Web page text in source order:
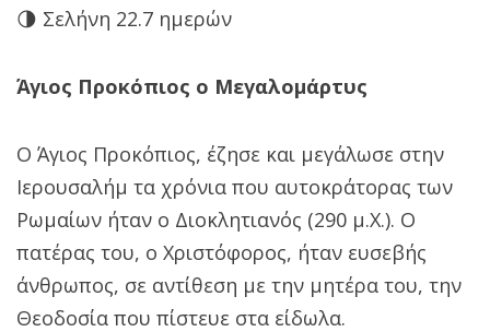
🌗 Σελήνη 22.7 ημερών
Άγιος Προκόπιος ο Μεγαλομάρτυς
Ο Άγιος Προκόπιος, έζησε και μεγάλωσε στην
Ιερουσαλήμ τα χρόνια που αυτοκράτορας των
Ρωμαίων ήταν ο Διοκλητιανός (290 μ.Χ.). Ο
πατέρας του, ο Χριστόφορος, ήταν ευσεβής
άνθρωπος, σε αντίθεση με την μητέρα του, την
Θεοδοσία που πίστευε στα είδωλα.